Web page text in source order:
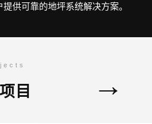
供可靠的地坪系统解决方案。
目 →